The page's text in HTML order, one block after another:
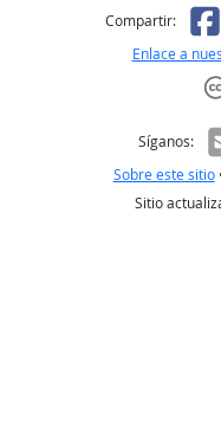
Compartir:
Enlace a
Síganos:
Sobre este sitio
Sitio